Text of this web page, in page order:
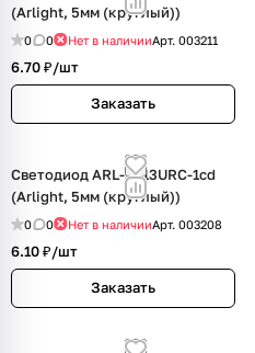
(Arlight, 5мм (круглый))
0 0 Нет в наличииАрт. 003211
6.70 ₽/шт
Заказать
Светодиод ARL-5313URC-1cd
(Arlight, 5мм (круглый))
0 0 Нет в наличииАрт. 003208
6.10 ₽/шт
Заказать